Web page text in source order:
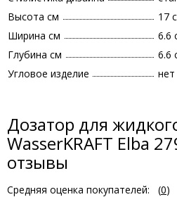
Высота см
17
Ширина см
6.6
Глубина см
6.6
Угловое изделие
нет
Дозатор для
WasserKRAFT Elba
отзывы
Средняя оценка покупателей: (0)